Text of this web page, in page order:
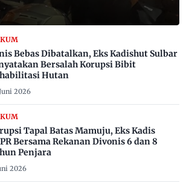
Bebas Dibatalkan, Eks Kadishut Sulbar
Bersalah Korupsi Bibit
Hutan
2026
Tapal Batas Mamuju, Eks Kadis
Bersama Rekanan Divonis 6 dan 8
Penjara
2026